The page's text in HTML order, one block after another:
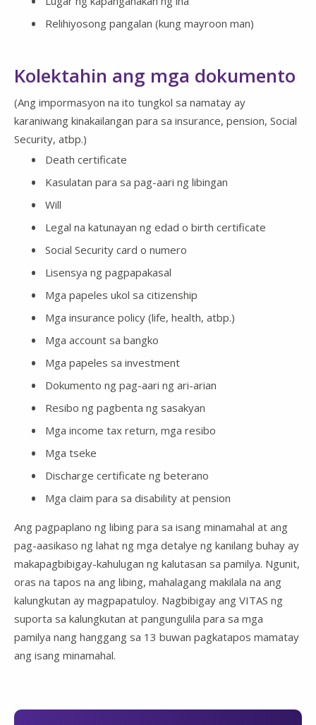
Relihiyosong pangalan (kung mayroon man)
Kolektahin ang mga dokumento
(Ang impormasyon na ito tungkol sa namatay ay
karaniwang kinakailangan para sa insurance, pension, Social
Security, atbp.)
Death certificate
Kasulatan para sa pag-aari ng libingan
Will
Legal na katunayan ng edad o birth certificate
Social Security card o numero
Lisensya ng pagpapakasal
Mga papeles ukol sa citizenship
Mga insurance policy (life, health, atbp.)
Mga account sa bangko
Mga papeles sa investment
Dokumento ng pag-aari ng ari-arian
Resibo ng pagbenta ng sasakyan
Mga income tax return, mga resibo
Mga tseke
Discharge certificate ng beterano
Mga claim para sa disability at pension
Ang pagpaplano ng libing para sa isang minamahal at ang
pag-aasikaso ng lahat ng mga detalye ng kanilang buhay ay
makapagbibigay-kahulugan ng kalutasan sa pamilya. Ngunit,
oras na tapos na ang libing, mahalagang makilala na ang
kalungkutan ay magpapatuloy. Nagbibigay ang VITAS ng
suporta sa kalungkutan at pangungulila para sa mga
pamilya nang hanggang sa 13 buwan pagkatapos mamatay
ang isang minamahal.